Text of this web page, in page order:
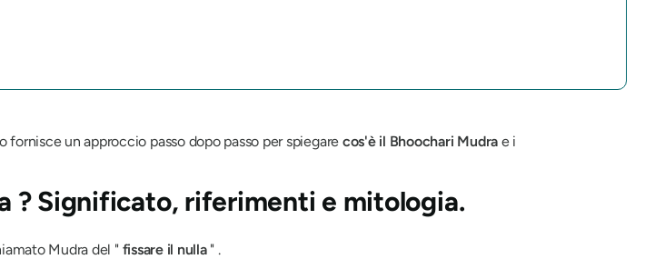
fornisce un approccio passo dopo passo per spiegare cos'è il Bhoochari Mudra e i
? Significato, riferimenti e mitologia.
Mudra del " fissare il nulla" .